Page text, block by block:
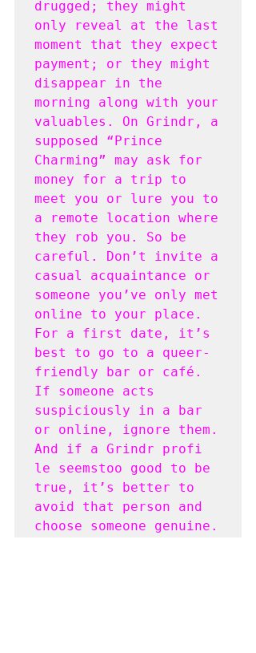
drugged; they might
only reveal at the last
moment that they expect
payment; or they might
disappear in the
morning along with your
valuables. On Grindr, a
supposed “Prince
Charming” may ask for
money for a trip to
meet you or lure you to
a remote location where
they rob you. So be
careful. Don’t invite a
casual acquaintance or
someone you’ve only met
online to your place.
For a first date, it’s
best to go to a queer-
friendly bar or café.
If someone acts
suspiciously in a bar
or online, ignore them.
And if a Grindr profi
le seemstoo good to be
true, it’s better to
avoid that person and
choose someone genuine.